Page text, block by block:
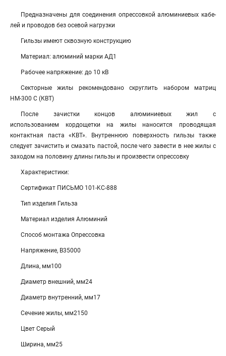
Пред­наз­на­че­ны для со­еди­не­ния опрессовкой алюминиевых ка­бе­
лей и про­во­дов без осевой нагрузки
Гильзы имеют сквозную конструкцию
Материал: алюминий мар­ки АД1
Рабочее напряжение: до 10 кВ
Секторные жилы рекомендовано скруглить набором матриц
НМ-300 С (КВТ)
После зачистки концов алюминиевых жил с
использованием кордощетки на жилы наносится проводящая
контактная паста «КВТ». Внутреннюю поверхность гильзы также
следует зачистить и смазать пастой, после чего завести в нее жилы с
заходом на половину длины гильзы и произвести опрессовку
Характеристики:
Сертификат ПИСЬМО 101-KC-888
Тип изделия Гильза
Материал изделия Алюминий
Способ монтажа Опрессовка
Напряжение, В35000
Длина, мм100
Диаметр внешний, мм24
Диаметр внутренний, мм17
Сечение жилы, мм2150
Цвет Серый
Ширина, мм25